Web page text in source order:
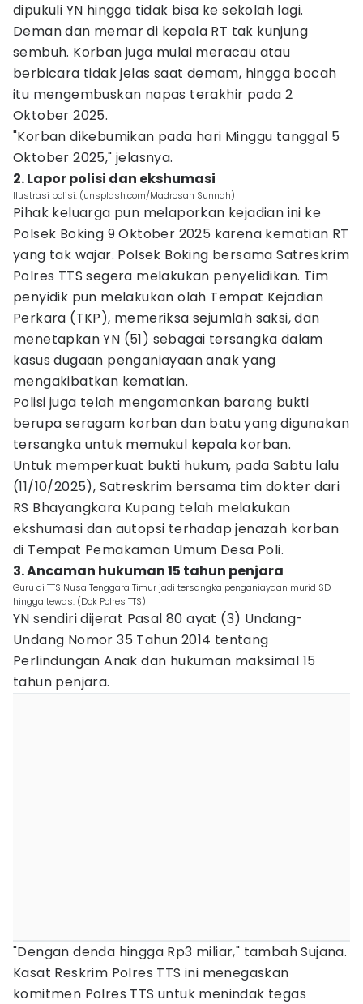
dipukuli YN hingga tidak bisa ke sekolah lagi.
Deman dan memar di kepala RT tak kunjung
sembuh. Korban juga mulai meracau atau
berbicara tidak jelas saat demam, hingga bocah
itu mengembuskan napas terakhir pada 2
Oktober 2025.
"Korban dikebumikan pada hari Minggu tanggal 5
Oktober 2025," jelasnya.
2. Lapor polisi dan ekshumasi
Ilustrasi polisi. (unsplash.com/Madrosah Sunnah)
Pihak keluarga pun melaporkan kejadian ini ke
Polsek Boking 9 Oktober 2025 karena kematian RT
yang tak wajar. Polsek Boking bersama Satreskrim
Polres TTS segera melakukan penyelidikan. Tim
penyidik pun melakukan olah Tempat Kejadian
Perkara (TKP), memeriksa sejumlah saksi, dan
menetapkan YN (51) sebagai tersangka dalam
kasus dugaan penganiayaan anak yang
mengakibatkan kematian.
Polisi juga telah mengamankan barang bukti
berupa seragam korban dan batu yang digunakan
tersangka untuk memukul kepala korban.
Untuk memperkuat bukti hukum, pada Sabtu lalu
(11/10/2025), Satreskrim bersama tim dokter dari
RS Bhayangkara Kupang telah melakukan
ekshumasi dan autopsi terhadap jenazah korban
di Tempat Pemakaman Umum Desa Poli.
3. Ancaman hukuman 15 tahun penjara
Guru di TTS Nusa Tenggara Timur jadi tersangka penganiayaan murid SD
hingga tewas. (Dok Polres TTS)
YN sendiri dijerat Pasal 80 ayat (3) Undang-
Undang Nomor 35 Tahun 2014 tentang
Perlindungan Anak dan hukuman maksimal 15
tahun penjara.
"Dengan denda hingga Rp3 miliar," tambah Sujana.
Kasat Reskrim Polres TTS ini menegaskan
komitmen Polres TTS untuk menindak tegas